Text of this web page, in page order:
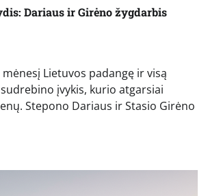
Dariaus ir Girėno žygdarbis
Lietuvos padangę ir visą
įvykis, kurio atgarsiai
Stepono Dariaus ir Stasio Girėno